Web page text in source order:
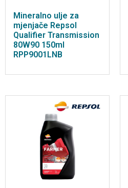
Mineralno ulje za
mjenjače Repsol
Qualifier Transmission
80W90 150ml
RPP9001LNB